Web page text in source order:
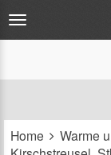
Home Warme